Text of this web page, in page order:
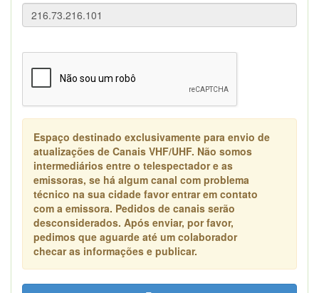
Espaço destinado exclusivamente para envio de
atualizações de Canais VHF/UHF. Não somos
intermediários entre o telespectador e as
emissoras, se há algum canal com problema
técnico na sua cidade favor entrar em contato
com a emissora. Pedidos de canais serão
desconsiderados. Após enviar, por favor,
pedimos que aguarde até um colaborador
checar as informações e publicar.